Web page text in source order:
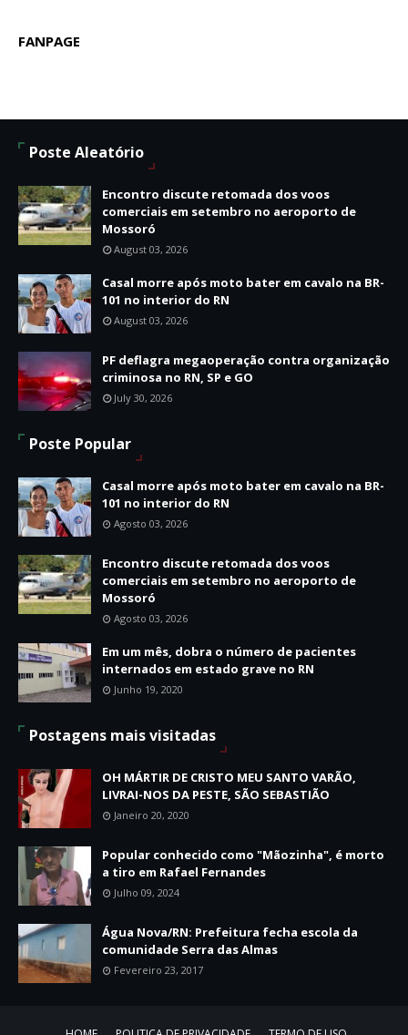
FANPAGE
Poste Aleatório
Encontro discute retomada dos voos
comerciais em setembro no aeroporto de
Mossoró
August 03, 2026
Casal morre após moto bater em cavalo na BR-
101 no interior do RN
August 03, 2026
PF deflagra megaoperação contra organização
criminosa no RN, SP e GO
July 30, 2026
Poste Popular
Casal morre após moto bater em cavalo na BR-
101 no interior do RN
Agosto 03, 2026
Encontro discute retomada dos voos
comerciais em setembro no aeroporto de
Mossoró
Agosto 03, 2026
Em um mês, dobra o número de pacientes
internados em estado grave no RN
Junho 19, 2020
Postagens mais visitadas
OH MÁRTIR DE CRISTO MEU SANTO VARÃO,
LIVRAI-NOS DA PESTE, SÃO SEBASTIÃO
Janeiro 20, 2020
Popular conhecido como "Mãozinha", é morto
a tiro em Rafael Fernandes
Julho 09, 2024
Água Nova/RN: Prefeitura fecha escola da
comunidade Serra das Almas
Fevereiro 23, 2017